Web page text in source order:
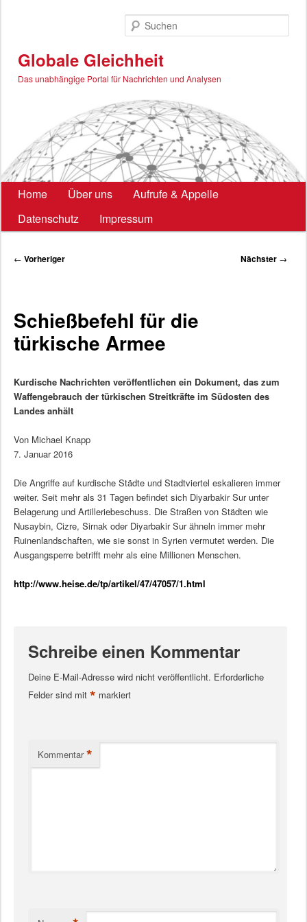
Globale Gleichheit
Das unabhängige Portal für Nachrichten und Analysen
Hauptmenü
Home Über uns
Aufrufe & Appelle
Datenschutz
Impressum
Beitragsnavigation
← Vorheriger Nächster →
Schießbefehl für die
türkische Armee
Kurdische Nachrichten veröffentlichen ein Dokument, das zum
Waffengebrauch der türkischen Streitkräfte im Südosten des
Landes anhält
Von Michael Knapp
7. Januar 2016
Die Angriffe auf kurdische Städte und Stadtviertel eskalieren immer
weiter. Seit mehr als 31 Tagen befindet sich Diyarbakir Sur unter
Belagerung und Artilleriebeschuss. Die Straßen von Städten wie
Nusaybin, Cizre, Sirnak oder Diyarbakir Sur ähneln immer mehr
Ruinenlandschaften, wie sie sonst in Syrien vermutet werden. Die
Ausgangsperre betrifft mehr als eine Millionen Menschen.
http://www.heise.de/tp/artikel/47/47057/1.html
Schreibe einen Kommentar
Deine E-Mail-Adresse wird nicht veröffentlicht. Erforderliche
Felder sind mit * markiert
Kommentar *